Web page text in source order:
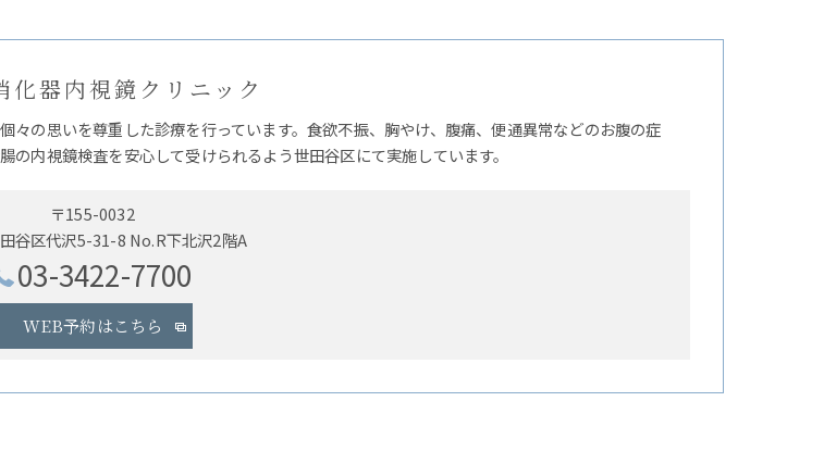
器内視鏡クリニック
々の思いを尊重した診療を行っています。食欲不振、胸やけ、腹痛、便通異常などのお腹の症
の内視鏡検査を安心して受けられるよう世田谷区にて実施しています。
〒155-0032
谷区代沢5-31-8 No.R下北沢2階A
03-3422-7700
WEB予約はこちら